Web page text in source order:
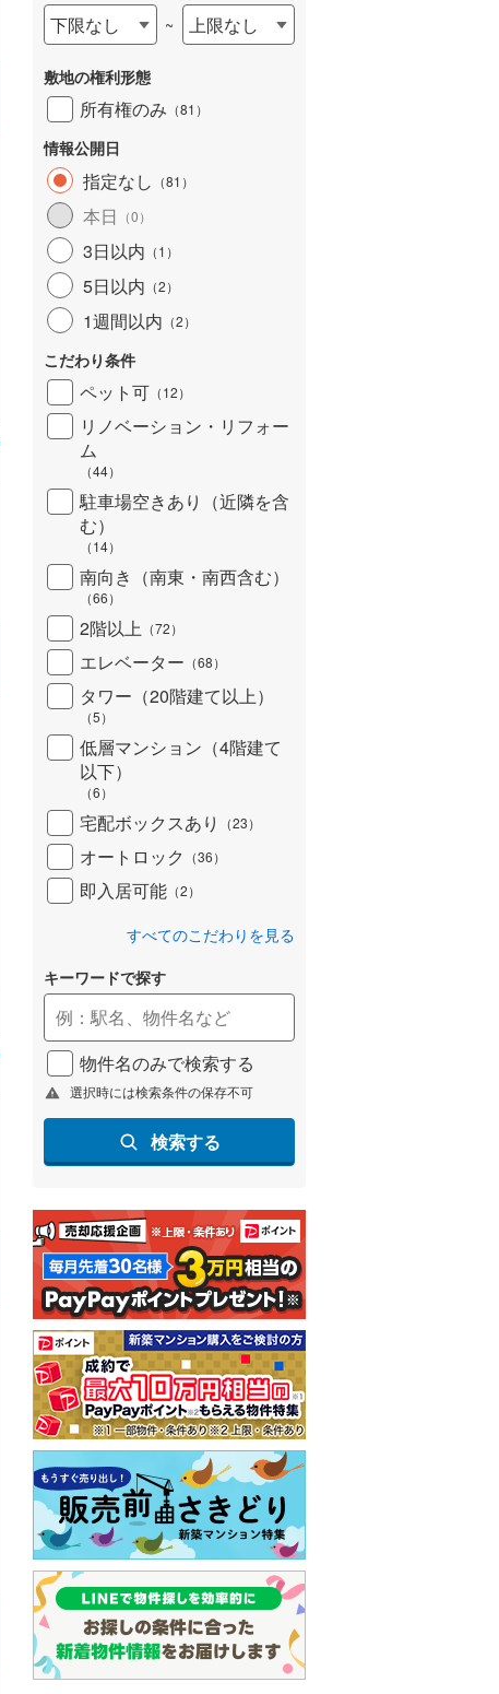
下限なし ~ 上限なし
敷地の権利形態
所有権のみ （81 ）
情報公開日
指定なし （81 ）
本日 （0）
3日以内 （1 ）
5日以内 （2）
1週間以内 （2）
こだわり条件
ペット可 （12）
リノベーション・リフォー
ム
（44）
駐車場空きあり（近隣を含
む）
（14）
南向き（南東・南西含む）
（66）
2階以上 （72）
エレベーター （68）
タワー（20階建て以上）
（5）
低層マンション（4階建て
以下）
（6）
宅配ボックスあり （23）
オートロック （36）
即入居可能 （2）
すべてのこだわりを見る
キーワードで探す
物件名のみで検索する
選択時には検索条件の保存不可
検索する